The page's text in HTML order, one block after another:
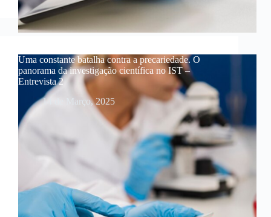
Uma constante batalha contra a precariedade. O
panorama da investigação científica no IST –
Entrevista 2
14 de Março, 2025